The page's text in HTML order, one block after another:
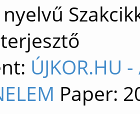
ÚJKOR.HU
Paper: